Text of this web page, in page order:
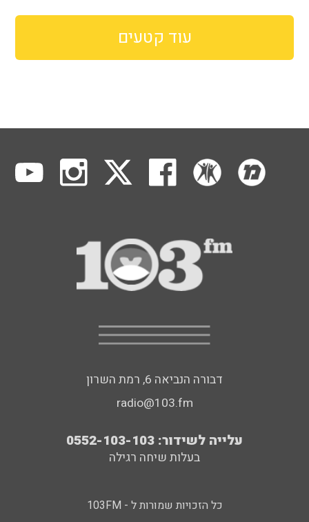
עוד קטעים
דבורה הנביאה 6, רמת השרון
radio@103.fm
עלייה לשידור: 0552-103-103
בעלות שיחה רגילה
כל הזכויות שמורות ל - 103FM